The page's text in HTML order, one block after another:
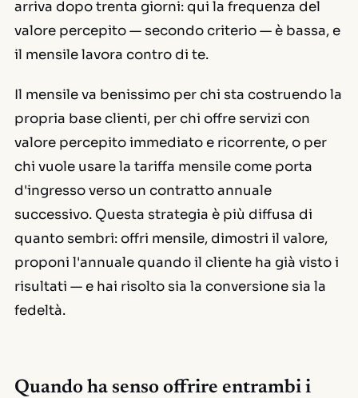
arriva dopo trenta giorni: qui la frequenza del
valore percepito — secondo criterio — è bassa, e
il mensile lavora contro di te.
Il mensile va benissimo per chi sta costruendo la
propria base clienti, per chi offre servizi con
valore percepito immediato e ricorrente, o per
chi vuole usare la tariffa mensile come porta
d'ingresso verso un contratto annuale
successivo. Questa strategia è più diffusa di
quanto sembri: offri mensile, dimostri il valore,
proponi l'annuale quando il cliente ha già visto i
risultati — e hai risolto sia la conversione sia la
fedeltà.
Quando ha senso offrire entrambi i